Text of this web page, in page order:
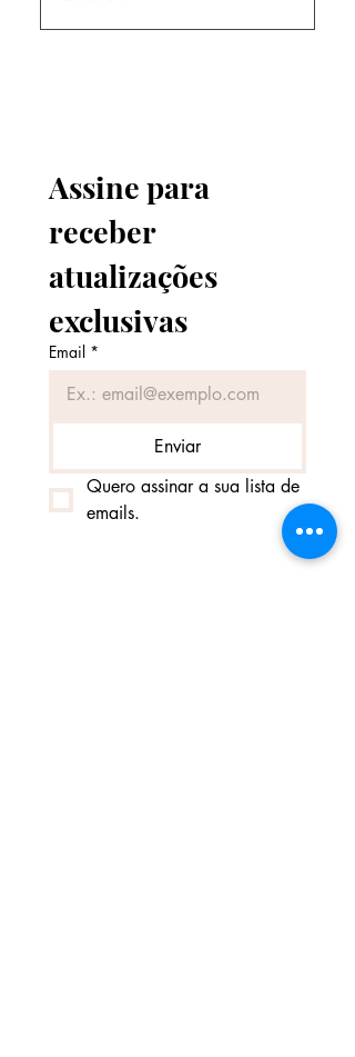
Assine para
receber
atualizações
exclusivas
Email *
Enviar
Quero assinar a sua lista de
emails.